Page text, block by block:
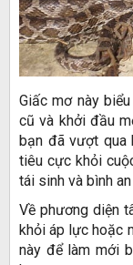
Giấc mơ này
cũ và khởi đầu
bạn đã vượt qua
tiêu cực khỏi
tái sinh và bình
Về phương diện
khỏi áp lực hoặc
này để làm mới